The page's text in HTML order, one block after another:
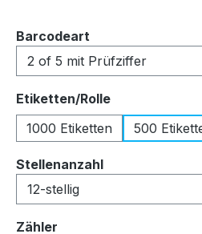
Barcodeart
Etiketten/Rolleauswählen
1000 Etiketten
500
Stellenanzahlauswählen
Zähler